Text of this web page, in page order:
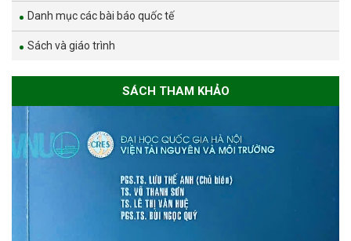
Danh mục các bài báo quốc tế
Sách và giáo trình
SÁCH THAM KHẢO